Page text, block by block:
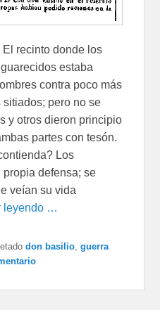
El recinto donde los
estaba
contra poco más
pero no se
y otros dieron principio
partes con tesón.
Los
defensa; se
veían su vida
leyendo …
don basilio ,guerra